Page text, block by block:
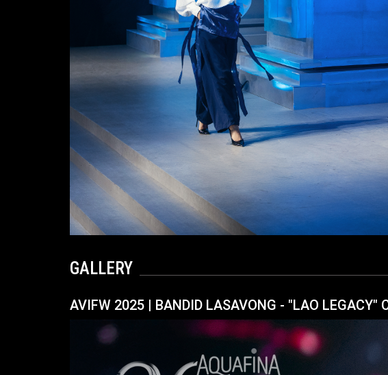
GALLERY
AVIFW 2025 | BANDID LASAVONG - "LAO LEGACY"